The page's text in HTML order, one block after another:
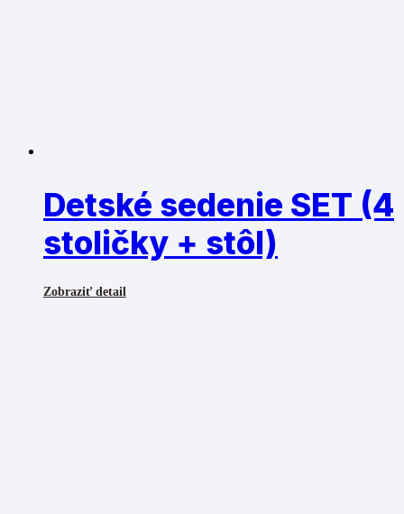
Detské sedenie SET (4
stoličky + stôl)
Zobraziť detail